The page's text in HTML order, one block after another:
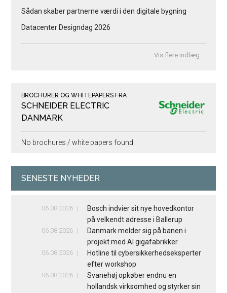
Sådan skaber partnerne værdi i den digitale bygning
Datacenter Designdag 2026
Vis flere indlæg …
BROCHURER OG WHITEPAPERS FRA
SCHNEIDER ELECTRIC
DANMARK
No brochures / white papers found.
SENESTE NYHEDER
06.08.2026
Bosch indvier sit nye hovedkontor
på velkendt adresse i Ballerup
06.08.2026
Danmark melder sig på banen i
projekt med AI gigafabrikker
06.08.2026
Hotline til cybersikkerhedseksperter
efter workshop
06.08.2026
Svanehøj opkøber endnu en
hollandsk virksomhed og styrker sin